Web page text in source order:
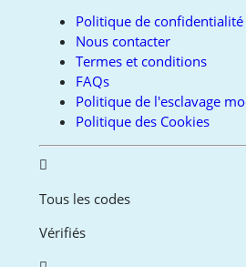
Politique de confidentialité
Nous contacter
Termes et conditions
FAQs
Politique de l'esclavage
Politique des Cookies
Tous les codes
Vérifiés